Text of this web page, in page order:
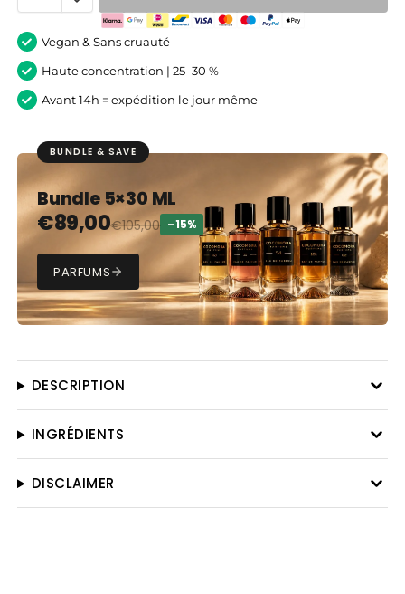
Vegan & Sans cruauté
Haute concentration | 25–30 %
Avant 14h = expédition le jour même
BUNDLE & SAVE
Bundle 5×30 ML
€89,00€105,00 –15%
PARFUMS
DESCRIPTION
INGRÉDIENTS
DISCLAIMER